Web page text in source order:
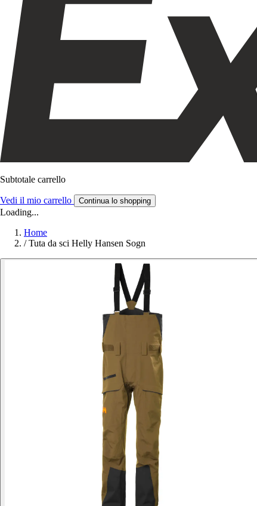
Subtotale carrello
Vedi il mio carrello Continua lo shopping
Loading...
Home
/ Tuta da sci Helly Hansen Sogn